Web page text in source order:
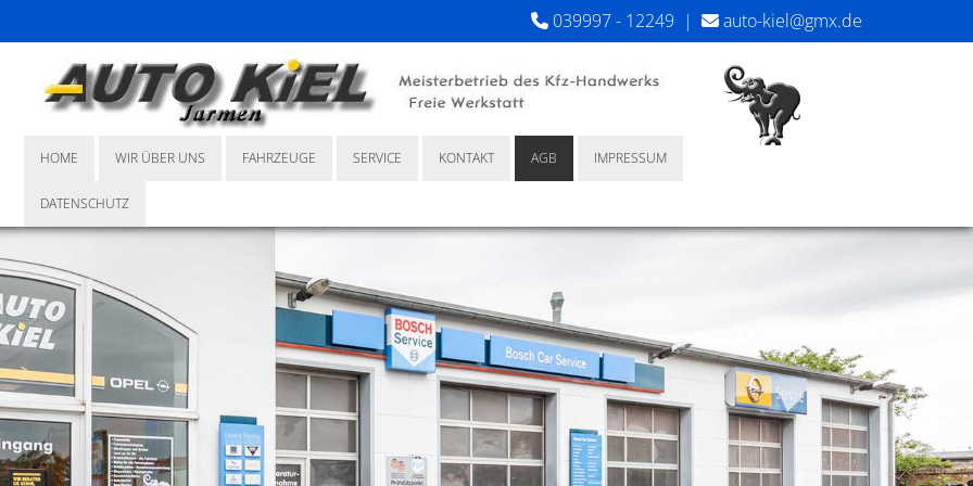
 039997 - 12249 |  auto-kiel@gmx.de
HOME WIR ÜBER UNS FAHRZEUGE SERVICE KONTAKT AGB IMPRESSUM
DATENSCHUTZ